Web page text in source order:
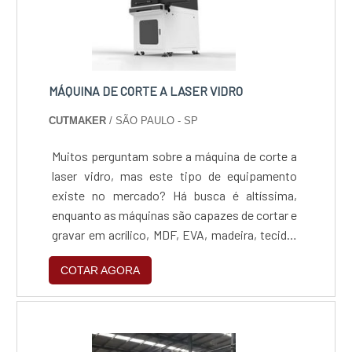
MÁQUINA DE CORTE A LASER VIDRO
CUTMAKER / SÃO PAULO - SP
Muitos perguntam sobre a máquina de corte a
laser vidro, mas este tipo de equipamento
existe no mercado? Há busca é altíssima,
enquanto as máquinas são capazes de cortar e
gravar em acrílico, MDF, EVA, madeira, tecido,
couro e os mais variados materiais.Cuidados
importantes com o materialComo o corte a
laser é um processo de corte térmico,
luz altamente concentrado e de elevada
COTAR AGORA